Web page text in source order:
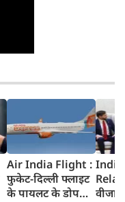
Air India Flight :
फुकेट-दिल्ली फ्लाइट
के पायलट के डोप
वीजा